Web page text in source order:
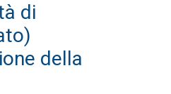
di
della